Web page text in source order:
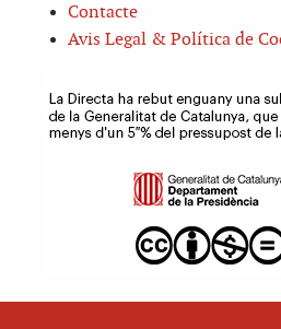
Contacte
Avis Legal & Política de